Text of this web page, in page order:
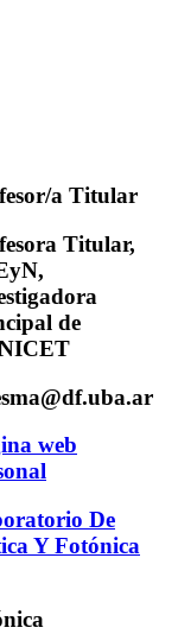
a Titular
Titular,
de
web
De
Y Fotónica